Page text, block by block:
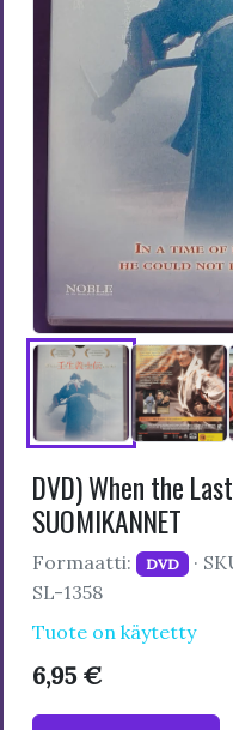
DVD) When the
SUOMIKANNET
Formaatti: DVD ·
SL-1358
Tuote on käytetty
6,95 €